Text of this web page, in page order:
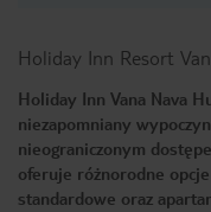
Holiday Inn Resort
Holiday Inn Vana Nava
niezapomniany
nieograniczonym
oferuje różnorodne
standardowe oraz